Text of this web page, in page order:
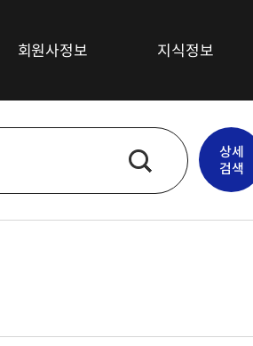
회원사정보 지식정보
최신뉴스
기술/시장동향
특허정보
심층보고서
상세
검색